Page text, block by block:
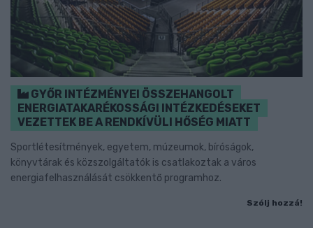
GYŐR INTÉZMÉNYEI ÖSSZEHANGOLT
ENERGIATAKARÉKOSSÁGI INTÉZKEDÉSEKET
VEZETTEK BE A RENDKÍVÜLI HŐSÉG MIATT
Sportlétesítmények, egyetem, múzeumok, bíróságok,
könyvtárak és közszolgáltatók is csatlakoztak a város
energiafelhasználását csökkentő programhoz.
Szólj hozzá!